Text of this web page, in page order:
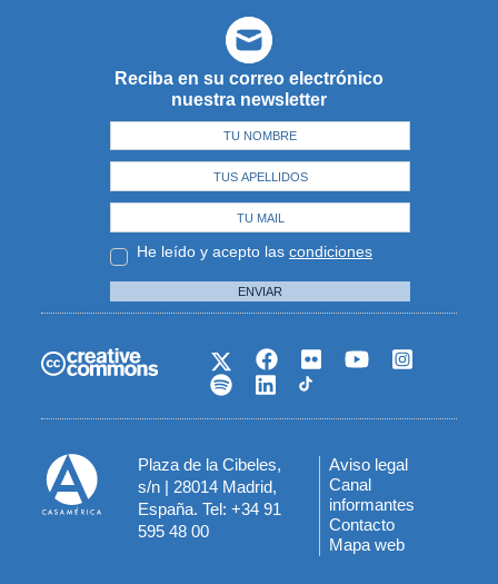
Reciba en su correo electrónico
nuestra newsletter
He leído y acepto las condiciones
ENVIAR
Plaza de la Cibeles,
s/n | 28014 Madrid,
España. Tel: +34 91
595 48 00
Menú
del
pie
Aviso legal
Canal
informantes
Contacto
Mapa web